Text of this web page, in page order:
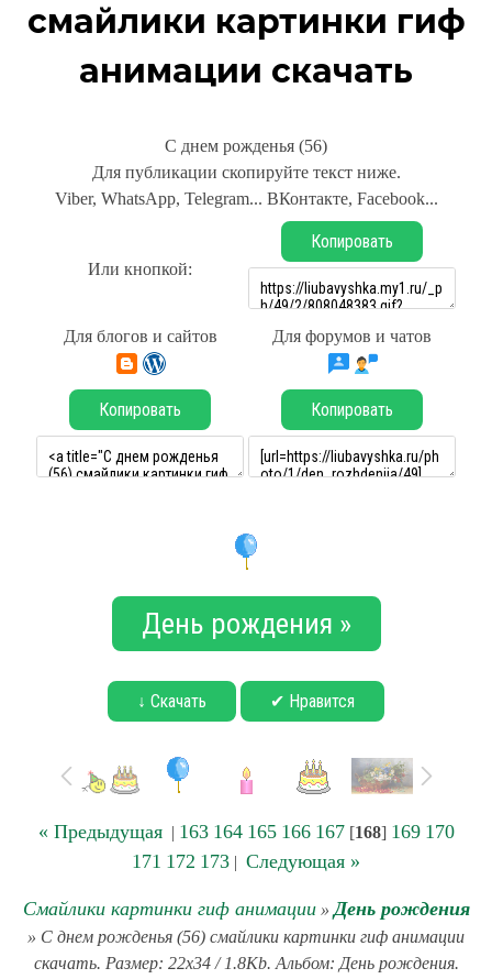
смайлики картинки гиф
анимации скачать
С днем рожденья (56)
Для публикации скопируйте текст ниже.
Viber, WhatsApp, Telegram... ВКонтакте, Facebook...
Или кнопкой:
Копировать
Для блогов и сайтов Для форумов и чатов
Копировать Копировать
День рождения »
↓ Скачать ✔ Нравится
« Предыдущая| 163 164 165 166 167[168] 169 170
171 172 173 | Следующая »
Смайлики картинки гиф анимации» День рождения
» С днем рожденья (56) смайлики картинки гиф анимации
скачать. Размер: 22x34 / 1.8Kb. Альбом: День рождения.